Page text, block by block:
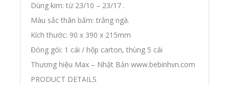
Dùng kim: từ 23/10 – 23/17 .
Màu sắc thân bấm: trắng ngà.
Kích thước: 90 x 390 x 215mm
Đóng gói: 1 cái / hộp carton, thùng 5 cái
Thương hiệu Max – Nhật Bản www.bebinhvn.com
PRODUCT DETAILS